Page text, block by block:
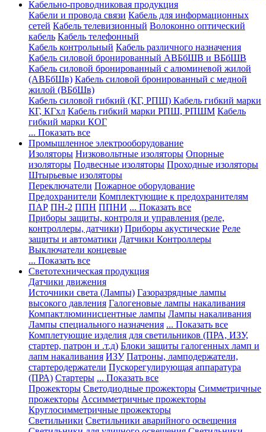
Кабельно-проводниковая продукция
Кабели и провода связи Кабель для информационных
сетей Кабель телевизионный Волоконно оптический
кабель Кабель телефонный
Кабель контрольный Кабель различного назначения
Кабель силовой бронированный АВБбШВ и ВБбШВ
Кабель силовой бронированный с алюминевой жилой
(АВБбШв) Кабель силовой бронированный с медной
жилой (ВБбШв)
Кабель силовой гибкий (КГ, РПШ) Кабель гибкий марки
КГ, КГхл Кабель гибкий марки РПШ, РПШМ Кабель
гибкий марки КОГ
... Показать все
Промышленное электрооборудование
Изоляторы Низковольтные изоляторы Опорные
изоляторы Подвесные изоляторы Проходные изоляторы
Штырьевые изоляторы
Переключатели Пожарное оборудование
Предохранители Комплектующие к предохранителям
ПАР ПН-2 ППН ППНИ ... Показать все
Приборы защиты, контроля и управления (реле,
контроллеры, датчики) Приборы акустические Реле
защиты и автоматики Датчики Контроллеры
Выключатели концевые
... Показать все
Светотехническая продукция
Датчики движения
Источники света (Лампы) Газоразрядные лампы
высокого давления Галогеновые лампы накаливания
Компактлюминисцентные лампы Лампы накаливания
Лампы специального назначения ... Показать все
Комплетующие изделия для светильников (ПРА, ИЗУ,
стартер, патрон и .т.д) Блоки защиты галогенных ламп и
лапм накаливания ИЗУ Патроны, ламподержатели,
стартеродержатели Пускорегулирующая аппаратура
(ПРА) Стартеры ... Показать все
Прожекторы Светодиодные прожекторы Симметричные
прожекторы Ассимметричные прожекторы
Круглосимметричные прожекторы
Светильники Светильники аварийного освещения